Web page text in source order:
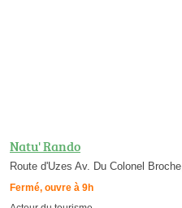
Natu' Rando
Route d'Uzes Av. Du Colonel
Fermé, ouvre à 9h